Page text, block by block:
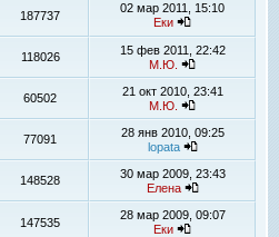
187737
02 мар 2011, 15:10
Еки
118026
15 фев 2011, 22:42
М.Ю.
60502
21 окт 2010, 23:41
М.Ю.
77091
28 янв 2010, 09:25
lopata
148528
30 мар 2009, 23:43
Елена
147535
28 мар 2009, 09:07
Еки